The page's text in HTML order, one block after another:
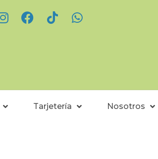
Tarjetería Nosotros